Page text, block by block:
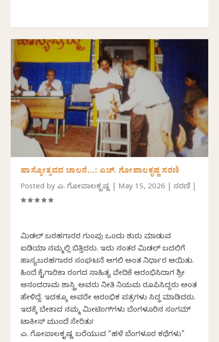
ಹಾಸ್ಯೋತ್ಸವದ ಚಾಲನೆ…: ಎಚ್. ಗೋಪಾಲಕೃಷ್ಣ ಸರಣಿ
Posted byಎಚ್. ಗೋಪಾಲಕೃಷ್ಣ| May 15, 2026 |ಸರಣಿ
ಮಿಡಲ್ ಬರಹಗಾರರ ಗುಂಪು ಒಂದು ಶುರು ಮಾಡುವ
ಐಡಿಯಾ ನಮ್ಮಲ್ಲಿ ಬಿತ್ತಿದರು. ಇದು ನಂತರ ಮಿಡಲ್ ಬದಲಿಗೆ
ಹಾಸ್ಯಬರಹಗಾರರ ಸಂಘಟನೆ ಆಗಲಿ ಅಂತ ನಿರ್ಧಾರ ಆಯಿತು.
ಹಿಂದೆ ಕೈಗಾರಿಕಾ ರಂಗದ ಸಾಹಿತ್ಯ ವೇದಿಕೆ ಆರಂಭಿಸಿದಾಗ ಶ್ರೀ
ಆನಂದರಾಮ ಶಾಸ್ತ್ರಿ ಅವರು ನೀತಿ ನಿಯಮ ರೂಪಿಸಿದ್ದರು ಅಂತ
ಹೇಳಿದ್ದೆ. ಇದಕ್ಕೂ ಅವರೇ ಆರಂಭಿಕ ಪತ್ರಗಳು ಸಿದ್ಧ ಮಾಡಿದರು.
ಇದಕ್ಕೆ ಬೇಕಾದ ನಮ್ಮ ಮೀಟಿಂಗ್‌ಗಳು ಬೆಂಗಳೂರಿನ ಸಂಗಮ್
ಟಾಕೀಸ್ ಮುಂದೆ ಸೇರಿತು!
ಎಚ್. ಗೋಪಾಲಕೃಷ್ಣ ಬರೆಯುವ “ಹಳೆ ಬೆಂಗಳೂರ ಕಥೆಗಳು”